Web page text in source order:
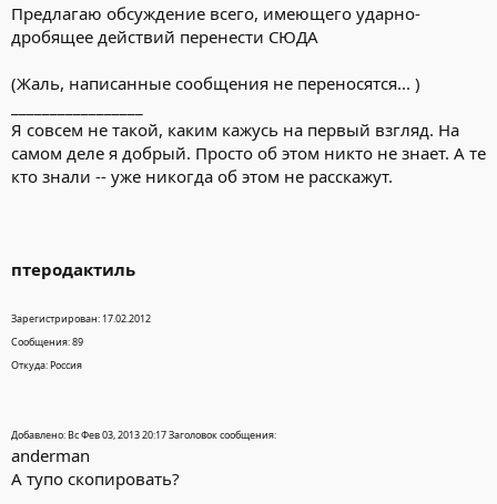
Предлагаю обсуждение всего, имеющего ударно-
дробящее действий перенести СЮДА
(Жаль, написанные сообщения не переносятся... )
Я совсем не такой, каким кажусь на первый взгляд. На
самом деле я добрый. Просто об этом никто не знает. А те
кто знали -- уже никогда об этом не расскажут.
птеродактиль
Зарегистрирован: 17.02.2012
Сообщения: 89
Откуда: Россия
Добавлено: Вс Фев 03, 2013 20:17 Заголовок сообщения:
anderman
А тупо скопировать?